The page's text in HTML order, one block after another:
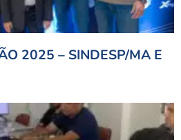
2025 – SINDESP/MA E